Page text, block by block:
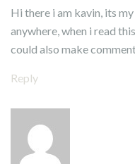
Hi there i am kavin, its
anywhere, when i read
could also make
Reply